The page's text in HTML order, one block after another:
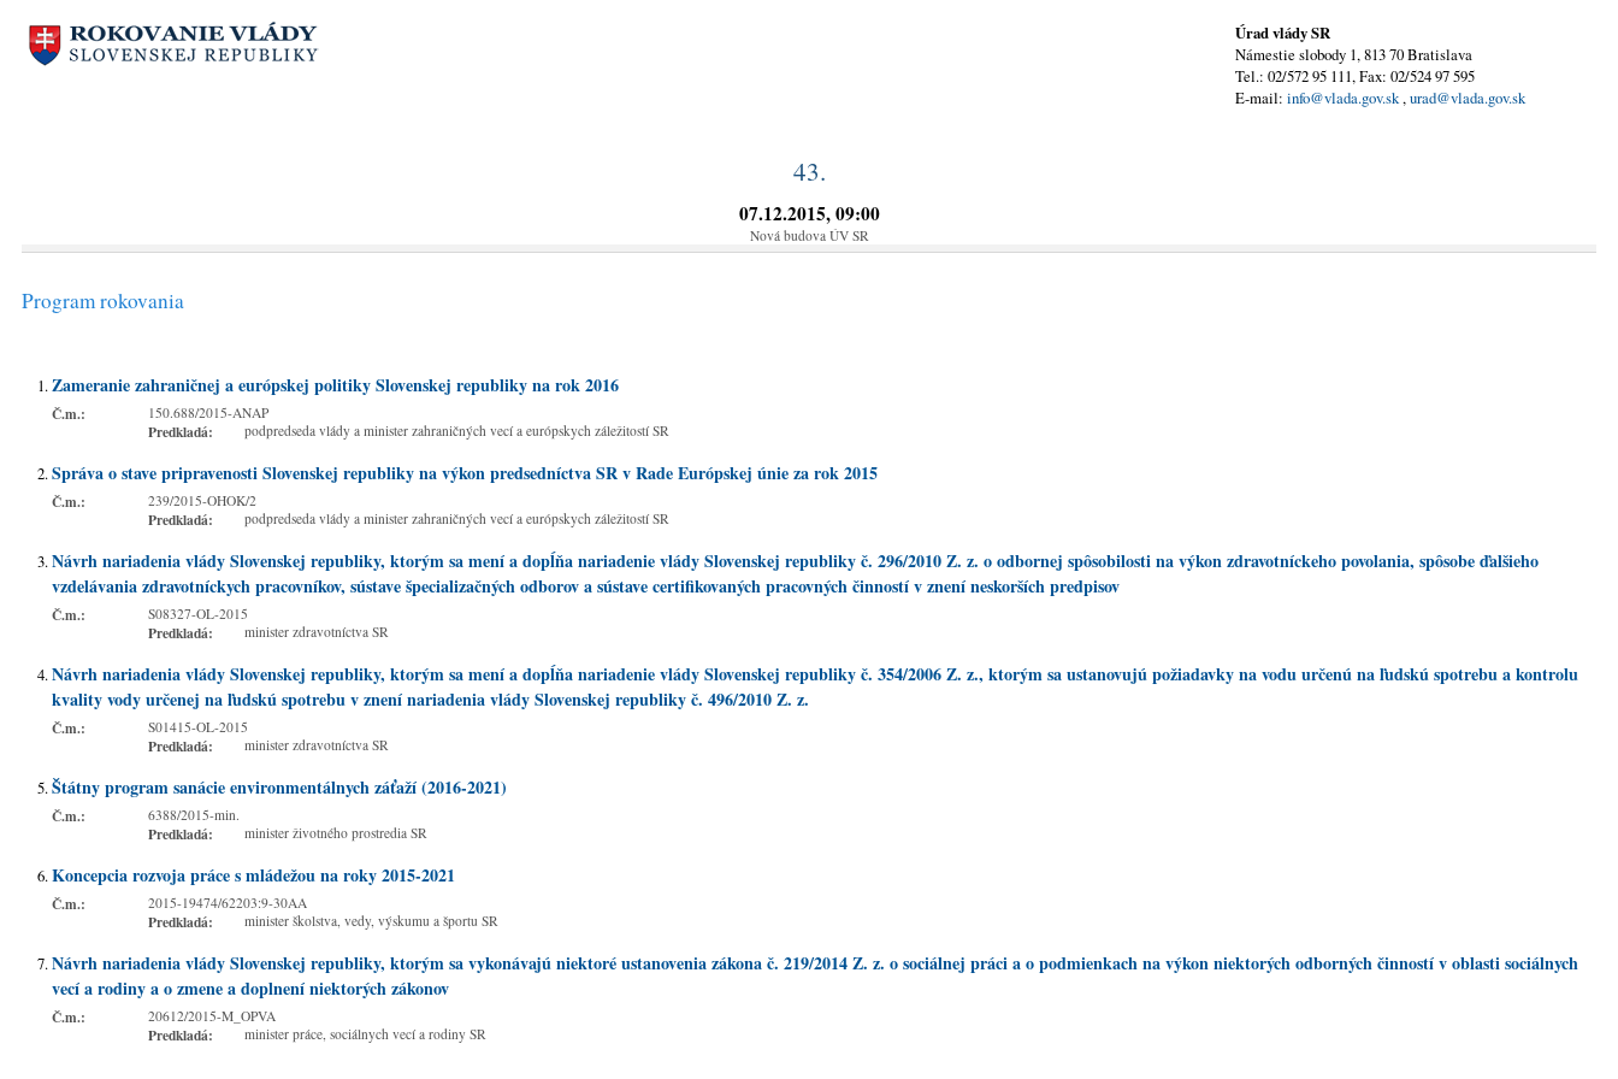
Úrad vlády SR
Námestie slobody 1, 813 70 Bratislava
Tel.: 02/572 95 111, Fax: 02/524 97 595
E-mail: info@vlada.gov.sk,urad@vlada.gov.sk
43.
07.12.2015, 09:00
Nová budova ÚV SR
Program rokovania
Zameranie zahraničnej a európskej politiky Slovenskej republiky na rok 2016
Č.m.: 150.688/2015-ANAP
Predkladá: podpredseda vlády a minister zahraničných vecí a európskych záležitostí SR
Správa o stave pripravenosti Slovenskej republiky na výkon predsedníctva SR v Rade Európskej únie za rok 2015
Č.m.: 239/2015-OHOK/2
Predkladá: podpredseda vlády a minister zahraničných vecí a európskych záležitostí SR
Návrh nariadenia vlády Slovenskej republiky, ktorým sa mení a dopĺňa nariadenie vlády Slovenskej republiky č. 296/2010 Z. z. o odbornej spôsobilosti na výkon zdravotníckeho povolania, spôsobe ďalšieho
vzdelávania zdravotníckych pracovníkov, sústave špecializačných odborov a sústave certifikovaných pracovných činností v znení neskorších predpisov
Č.m.: S08327-OL-2015
Predkladá: minister zdravotníctva SR
Návrh nariadenia vlády Slovenskej republiky, ktorým sa mení a dopĺňa nariadenie vlády Slovenskej republiky č. 354/2006 Z. z., ktorým sa ustanovujú požiadavky na vodu určenú na ľudskú spotrebu a kontrolu
kvality vody určenej na ľudskú spotrebu v znení nariadenia vlády Slovenskej republiky č. 496/2010 Z. z.
Č.m.: S01415-OL-2015
Predkladá: minister zdravotníctva SR
Štátny program sanácie environmentálnych záťaží (2016-2021)
Č.m.: 6388/2015-min.
Predkladá: minister životného prostredia SR
Koncepcia rozvoja práce s mládežou na roky 2015-2021
Č.m.: 2015-19474/62203:9-30AA
Predkladá: minister školstva, vedy, výskumu a športu SR
Návrh nariadenia vlády Slovenskej republiky, ktorým sa vykonávajú niektoré ustanovenia zákona č. 219/2014 Z. z. o sociálnej práci a o podmienkach na výkon niektorých odborných činností v oblasti sociálnych
vecí a rodiny a o zmene a doplnení niektorých zákonov
Č.m.: 20612/2015-M_OPVA
Predkladá: minister práce, sociálnych vecí a rodiny SR